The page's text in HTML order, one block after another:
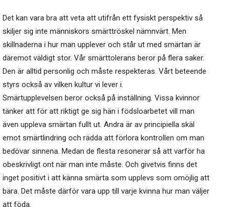
Det kan vara bra att veta att utifrån ett fysiskt perspektiv så
skiljer sig inte människors smärttröskel nämnvärt. Men
skillnaderna i hur man upplever och står ut med smärtan är
däremot väldigt stor. Vår smärttolerans beror på flera saker.
Den är alltid personlig och måste respekteras. Vårt beteende
styrs också av vilken kultur vi lever i.
Smärtupplevelsen beror också på inställning. Vissa kvinnor
tänker att för att riktigt ge sig hän i födsloarbetet vill man
även uppleva smärtan fullt ut. Andra är av principiella skäl
emot smärtlindring och rädda att förlora kontrollen om man
bedövar sinnena. Medan de flesta resonerar så att varför ha
obeskrivligt ont när man inte måste. Och givetvis finns det
inget positivt i att känna smärta som upplevs som omöjlig att
bära. Det måste därför vara upp till varje kvinna hur man väljer
att föda.